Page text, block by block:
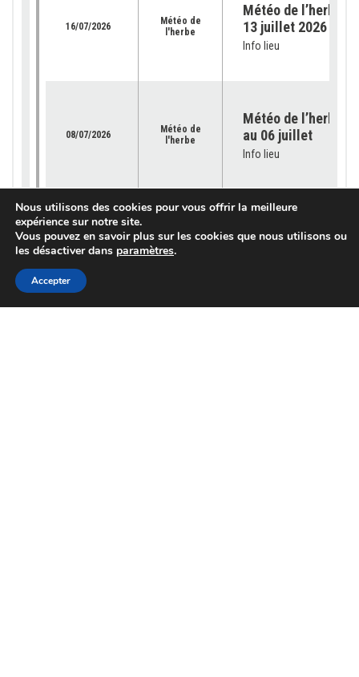
16/07/2026
Météo de
l'herbe
Météo de l’herbe
13 juillet 2026
Info lieu
08/07/2026
Météo de
l'herbe
Météo de l’herbe –
au 06 juillet
Info lieu
02/07/2026
l'herbe
29 juin
Météo de l’herbe –
Nous utilisons des cookies pour vous offrir la meilleure
expérience sur notre site.
Vous pouvez en savoir plus sur les cookies que nous utilisons ou
les désactiver dans paramètres.
Accepter